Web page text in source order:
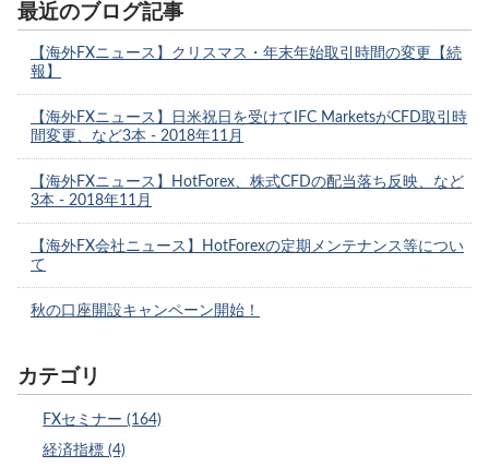
最近のブログ記事
【海外FXニュース】クリスマス・年末年始取引時間の変更【続
報】
【海外FXニュース】日米祝日を受けてIFC MarketsがCFD取引時
間変更、など3本 - 2018年11月
【海外FXニュース】HotForex、株式CFDの配当落ち反映、など
3本 - 2018年11月
【海外FX会社ニュース】HotForexの定期メンテナンス等につい
て
秋の口座開設キャンペーン開始！
カテゴリ
FXセミナー (164)
経済指標 (4)